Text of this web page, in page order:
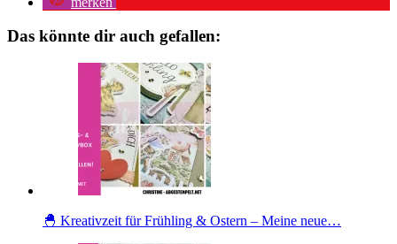
Das könnte dir auch gefallen:
🐣 Kreativzeit für Frühling & Ostern – Meine neue…